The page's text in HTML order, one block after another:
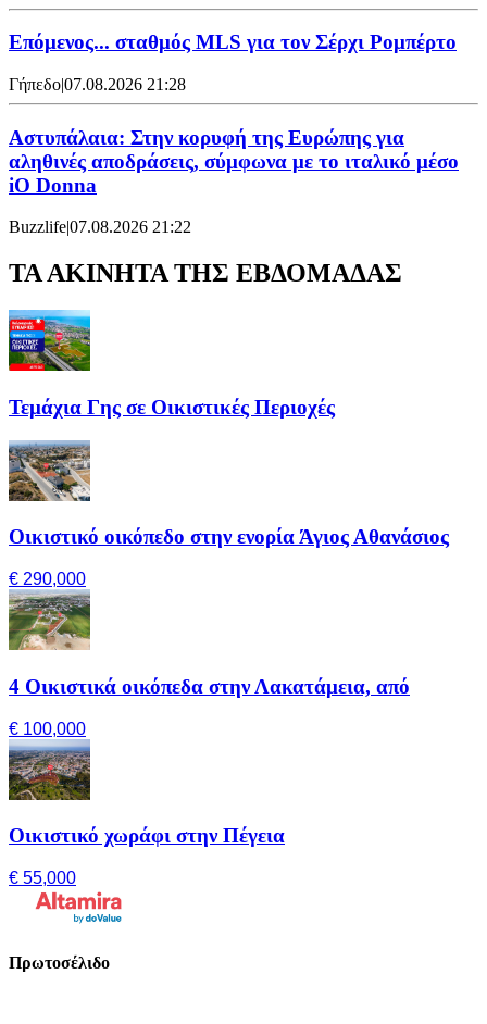
Επόμενος... σταθμός MLS για τον Σέρχι Ρομπέρτο
Γήπεδο|07.08.2026 21:28
Αστυπάλαια: Στην κορυφή της Ευρώπης για
αληθινές αποδράσεις, σύμφωνα με το ιταλικό μέσο
iO Donna
Buzzlife|07.08.2026 21:22
ΤΑ ΑΚΙΝΗΤΑ ΤΗΣ ΕΒΔΟΜΑΔΑΣ
Τεμάχια Γης σε Οικιστικές Περιοχές
Οικιστικό οικόπεδο στην ενορία Άγιος Αθανάσιος
€ 290,000
4 Οικιστικά οικόπεδα στην Λακατάμεια, από
€ 100,000
Οικιστικό χωράφι στην Πέγεια
€ 55,000
Πρωτοσέλιδο